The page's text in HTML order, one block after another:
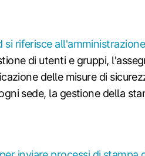
si riferisce
di utenti e gruppi,
delle misure di
sede, la gestione della